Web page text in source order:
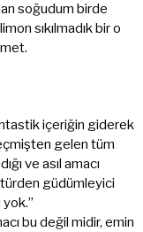
soğudum birde
sıkılmadık bir o
içeriğin giderek
gelen tüm
ve asıl amacı
güdümleyici
yok.”
bu değil midir, emin